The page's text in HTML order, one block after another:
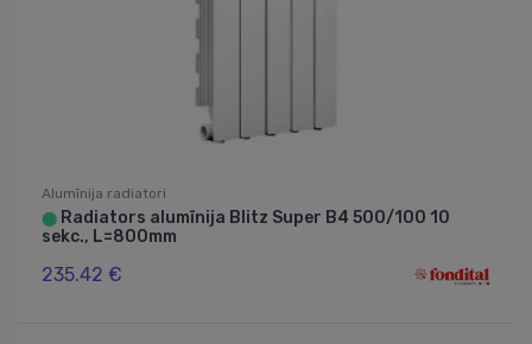
Alumīnija radiatori
⬤ Radiators alumīnija Blitz Super B4 500/100 10
sekc., L=800mm
235.42 €